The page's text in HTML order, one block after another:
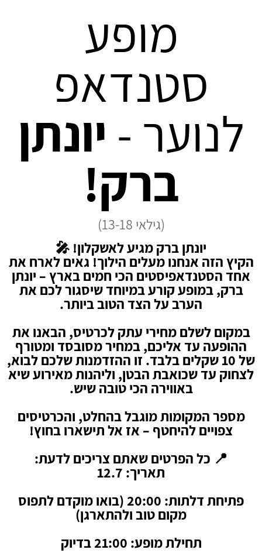
מופע
סטנדאפ
לנוער - יונתן
ברק!
(גילאי 13-18)
יונתן ברק מגיע לאשקלון! 🎤
הקיץ הזה אנחנו מעלים הילוך! גאים לארח את
אחד הסטנדאפיסטים הכי חמים בארץ – יונתן
ברק, במופע קורע במיוחד שיסגור לכם את
הערב על הצד הטוב ביותר.
במקום לשלם מחירי עתק לכרטיס, הבאנו את
ההופעה עד אליכם, במחיר מסובסד ומטורף
של 10 שקלים בלבד. זו ההזדמנות שלכם לבוא,
לצחוק עד שכואבת הבטן, וליהנות מאירוע שיא
באווירה הכי טובה שיש.
מספר המקומות מוגבל בהחלט, והכרטיסים
צפויים להיחטף – אז אל תישארו בחוץ!
📍 כל הפרטים שאתם צריכים לדעת:
תאריך: 12.7
פתיחת דלתות: 20:00 (בואו מוקדם לתפוס
מקום טוב ולהתארגן)
תחילת מופע: 21:00 בדיוק